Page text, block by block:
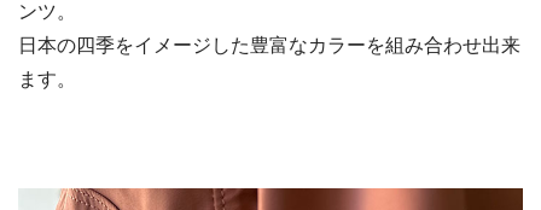
ンツ。
日本の四季をイメージした豊富なカラーを組み合わせ出来
ます。